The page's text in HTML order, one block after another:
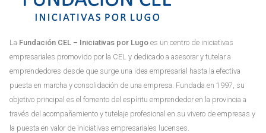
La Fundación CEL – Iniciativas por Lugo es un centro de iniciativas
empresariales promovido por la CEL y dedicado a asesorar y tutelar a
emprendedores desde que surge una idea empresarial hasta la efectiva
puesta en marcha y consolidación de una empresa. Fundada en 1997, su
objetivo principal es el fomento del espíritu emprendedor en la provincia a
través del acompañamiento y tutelaje profesional en su vivero de empresas y
la puesta en valor de iniciativas empresariales lucenses.